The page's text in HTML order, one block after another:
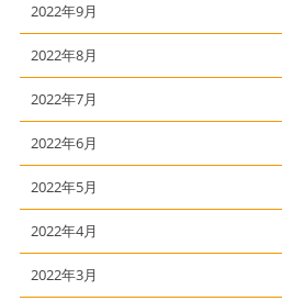
2022年9月
2022年8月
2022年7月
2022年6月
2022年5月
2022年4月
2022年3月